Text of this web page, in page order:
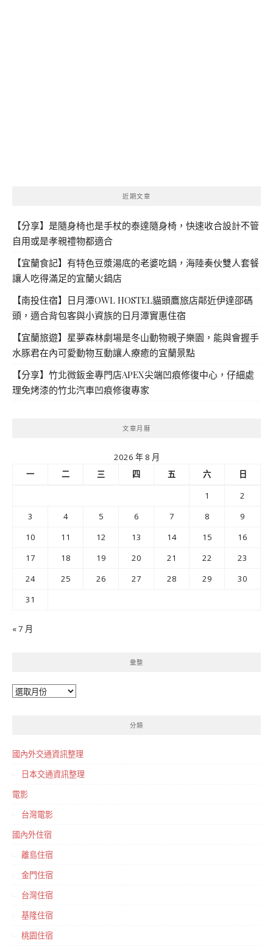
近期文章
【分享】是隨身椅也是手杖的泰達隨身椅，快速收合設計不管
自用或是孝親禮物都適合
【宜蘭食記】有特色豆漿湯底的老婆吃鍋，海陸奏伙雙人套餐
讓人吃得滿足的宜蘭火鍋店
【南投住宿】日月潭OWL HOSTEL貓頭鷹旅店鄰近伊達邵碼
頭，適合背包客與小資族的日月潭實惠住宿
【宜蘭旅遊】星夢森林劇場是冬山動物親子樂園，能與會握手
水豚君在內可愛動物互動讓人療癒的宜蘭景點
【分享】竹北微鈑金專門店APEX尖端凹痕修復中心，仔細處
理免烤漆的竹北汽車凹痕修復專家
文章月曆
2026 年 8 月
一
二 三 四 五 六
日
1
2
3
4 5 6 7 8
9
10
11 12 13 14 15
16
17
18 19 20 21 22
23
24
25 26 27 28 29
30
31
« 7 月
彙整
彙
分類
國內外交通資訊整理
日本交通資訊整理
電影
台灣電影
國內外住宿
離島住宿
金門住宿
台灣住宿
基隆住宿
桃園住宿